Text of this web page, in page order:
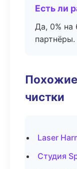
Есть ли
Да, 0% на
партнёры.
чистки
Laser
Студия